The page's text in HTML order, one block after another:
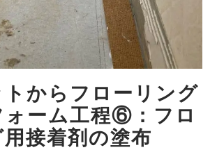
トからフローリング
ォーム工程⑥：フロ
接着剤の塗布